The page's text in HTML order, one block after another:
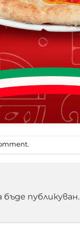
.
публикуван.